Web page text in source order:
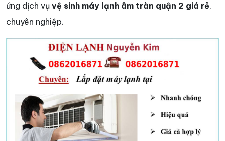
ứng dịch vụ vệ sinh máy lạnh âm tràn quận 2 giá rẻ,
chuyên nghiệp.